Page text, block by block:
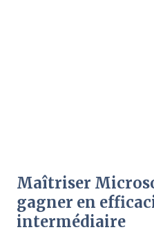
Maîtriser
gagner en
intermédiaire